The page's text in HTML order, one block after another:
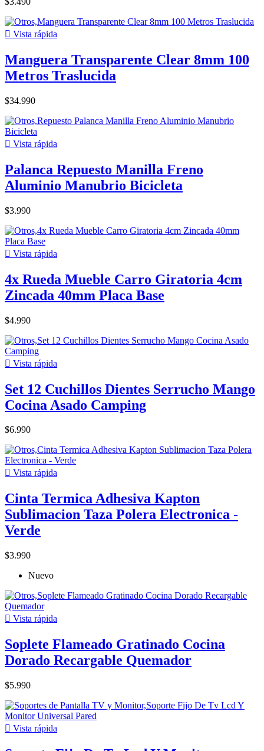
 Vista rápida
Manguera Transparente Clear 8mm 100
Metros Traslucida
$34.990
 Vista rápida
Palanca Repuesto Manilla Freno
Aluminio Manubrio Bicicleta
$3.990
 Vista rápida
4x Rueda Mueble Carro Giratoria 4cm
Zincada 40mm Placa Base
$4.990
 Vista rápida
Set 12 Cuchillos Dientes Serrucho Mango
Cocina Asado Camping
$6.990
 Vista rápida
Cinta Termica Adhesiva Kapton
Sublimacion Taza Polera Electronica -
Verde
$3.990
Nuevo
 Vista rápida
Soplete Flameado Gratinado Cocina
Dorado Recargable Quemador
$5.990
 Vista rápida